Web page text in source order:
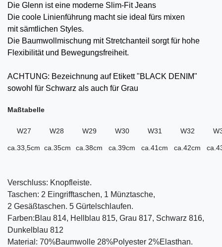
Die Glenn ist eine moderne Slim-Fit Jeans
Die coole Linienführung macht sie ideal fürs mixen
mit sämtlichen Styles.
Die Baumwollmischung mit Stretchanteil sorgt für hohe
Flexibilität und Bewegungsfreiheit.
ACHTUNG: Bezeichnung auf Etikett "BLACK DENIM"
sowohl für Schwarz als auch für Grau
Maßtabelle
W27 W28 W29 W30 W31 W32
ca.33,5cm ca.35cm ca.38cm ca.39cm ca.41cm ca.42cm
Verschluss: Knopfleiste.
Taschen: 2 Eingrifftaschen, 1 Münztasche,
2 Gesäßtaschen. 5 Gürtelschlaufen.
Farben:Blau 814, Hellblau 815, Grau 817, Schwarz 816,
Dunkelblau 812
Material: 70%Baumwolle 28%Polyester 2%Elasthan.